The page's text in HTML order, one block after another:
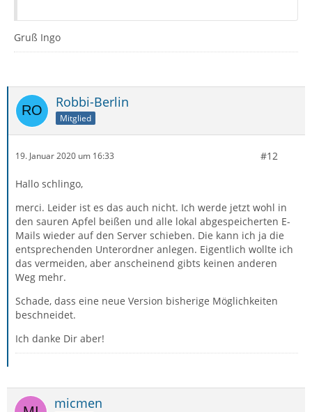
Gruß Ingo
Robbi-Berlin
Mitglied
19. Januar 2020 um 16:33 #12
Hallo schlingo,
merci. Leider ist es das auch nicht. Ich werde jetzt wohl in
den sauren Apfel beißen und alle lokal abgespeicherten E-
Mails wieder auf den Server schieben. Die kann ich ja die
entsprechenden Unterordner anlegen. Eigentlich wollte ich
das vermeiden, aber anscheinend gibts keinen anderen
Weg mehr.
Schade, dass eine neue Version bisherige Möglichkeiten
beschneidet.
Ich danke Dir aber!
micmen